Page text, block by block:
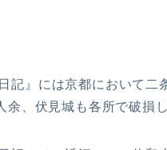
日記』には京都において
余、伏見城も各所で破損